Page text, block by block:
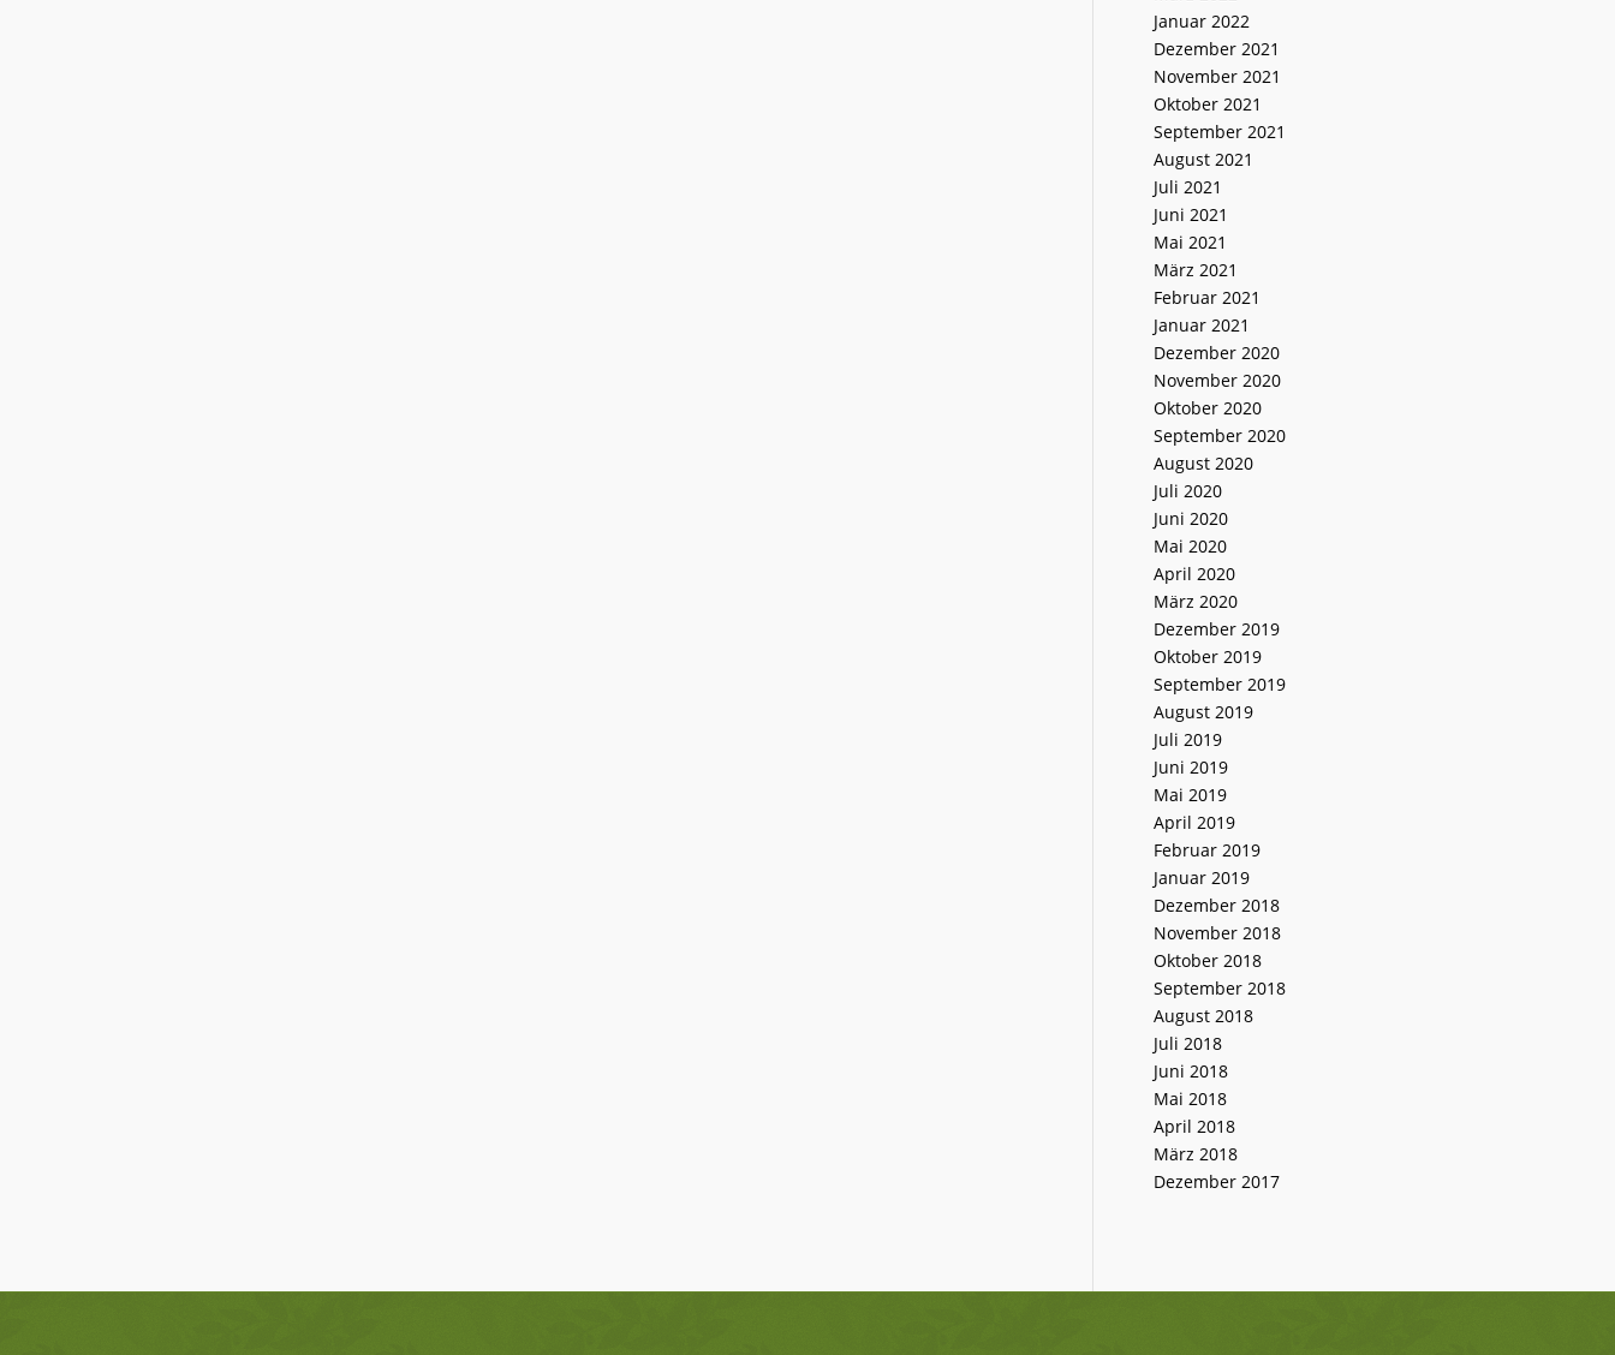
Januar 2022
Dezember 2021
November 2021
Oktober 2021
September 2021
August 2021
Juli 2021
Juni 2021
Mai 2021
März 2021
Februar 2021
Januar 2021
Dezember 2020
November 2020
Oktober 2020
September 2020
August 2020
Juli 2020
Juni 2020
Mai 2020
April 2020
März 2020
Dezember 2019
Oktober 2019
September 2019
August 2019
Juli 2019
Juni 2019
Mai 2019
April 2019
Februar 2019
Januar 2019
Dezember 2018
November 2018
Oktober 2018
September 2018
August 2018
Juli 2018
Juni 2018
Mai 2018
April 2018
März 2018
Dezember 2017